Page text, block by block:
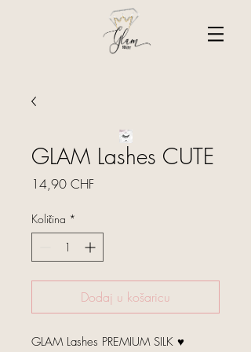
GLAM Lashes CUTE
14,90 CHFCijena
Količina *
Dodaj u košaricu
GLAM Lashes PREMIUM SILK ♥